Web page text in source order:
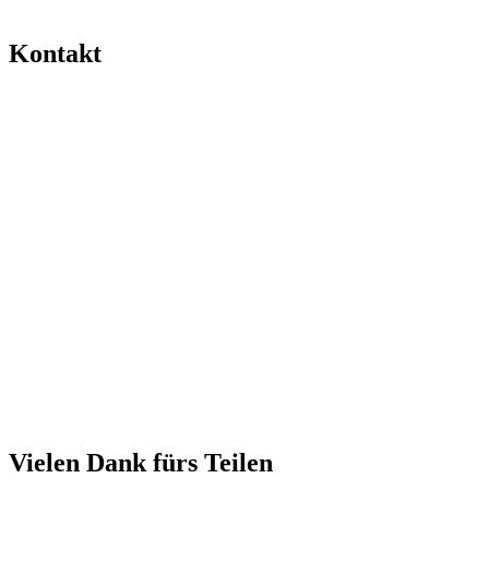
Kontakt
Vielen Dank fürs Teilen